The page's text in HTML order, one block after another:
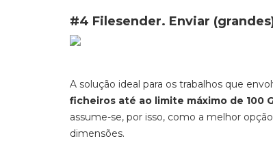
#4 Filesender. Enviar
A solução ideal para os trabalhos que
ficheiros até ao limite máximo de 100
assume-se, por isso, como a melhor